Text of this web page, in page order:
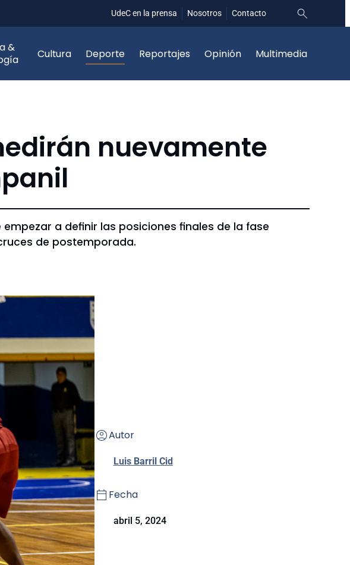
UdeC en la prensa Nosotros Contacto
&
Cultura Deporte Reportajes Opinión Multimedia
nuevamente
a definir las posiciones finales de la fase
de postemporada.
Autor
Luis Barril Cid
Fecha
abril 5, 2024